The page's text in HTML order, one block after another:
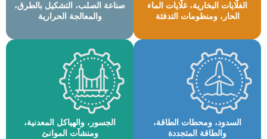
الغلّايات البخارية، غلّايات الماء
الحار، ومنظومات التدفئة
صناعة الصلب، التشكيل بالطرق،
والمعالجة الحرارية
السدود، ومحطات الطاقة،
والطاقة المتجددة
الجسور، والهياكل المعدنية،
ومنشآت الموانئ